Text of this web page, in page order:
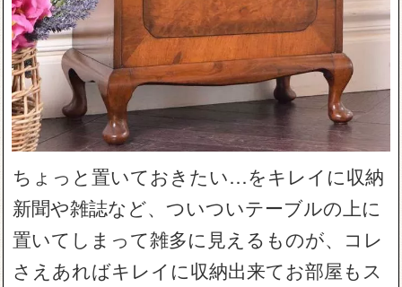
ちょっと置いておきたい…をキレイに収納
新聞や雑誌など、ついついテーブルの上に
置いてしまって雑多に見えるものが、コレ
さえあればキレイに収納出来てお部屋もス